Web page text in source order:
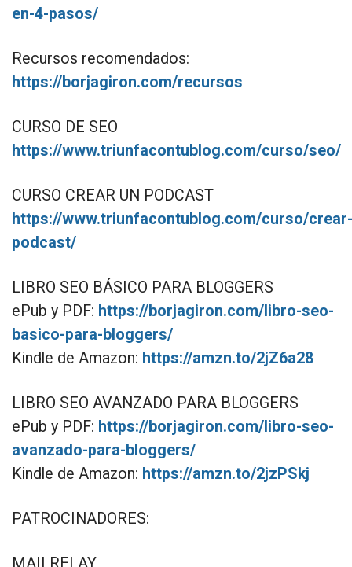
en-4-pasos/
Recursos recomendados:
https://borjagiron.com/recursos
CURSO DE SEO
https://www.triunfacontublog.com/curso/seo/
CURSO CREAR UN PODCAST
https://www.triunfacontublog.com/curso/crear-
podcast/
LIBRO SEO BÁSICO PARA BLOGGERS
ePub y PDF: https://borjagiron.com/libro-seo-
basico-para-bloggers/
Kindle de Amazon: https://amzn.to/2jZ6a28
LIBRO SEO AVANZADO PARA BLOGGERS
ePub y PDF: https://borjagiron.com/libro-seo-
avanzado-para-bloggers/
Kindle de Amazon: https://amzn.to/2jzPSkj
PATROCINADORES:
MAILRELAY